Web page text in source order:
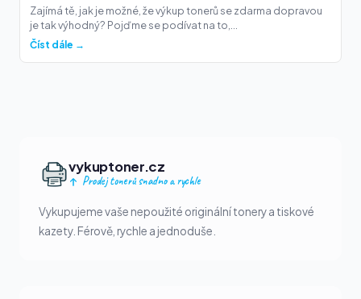
Zajímá tě, jak je možné, že výkup tonerů se zdarma dopravou
je tak výhodný? Pojďme se podívat na to,...
Číst dále →
vykuptoner.cz
Prodej tonerů snadno a rychle
Vykupujeme vaše nepoužité originální tonery a tiskové
kazety. Férově, rychle a jednoduše.